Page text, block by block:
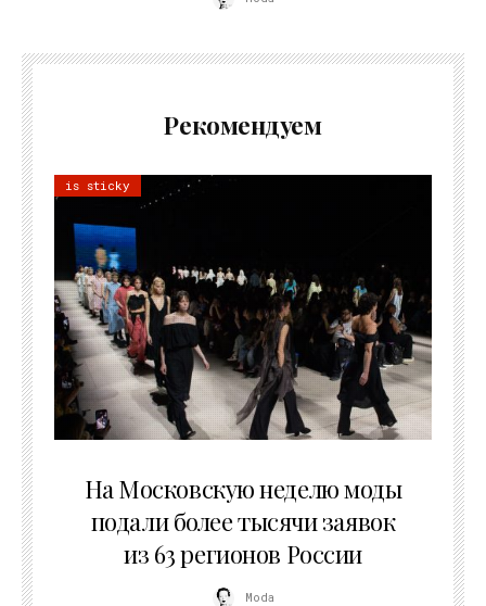
Рекомендуем
is sticky
На Московскую неделю моды
подали более тысячи заявок
из 63 регионов России
Moda